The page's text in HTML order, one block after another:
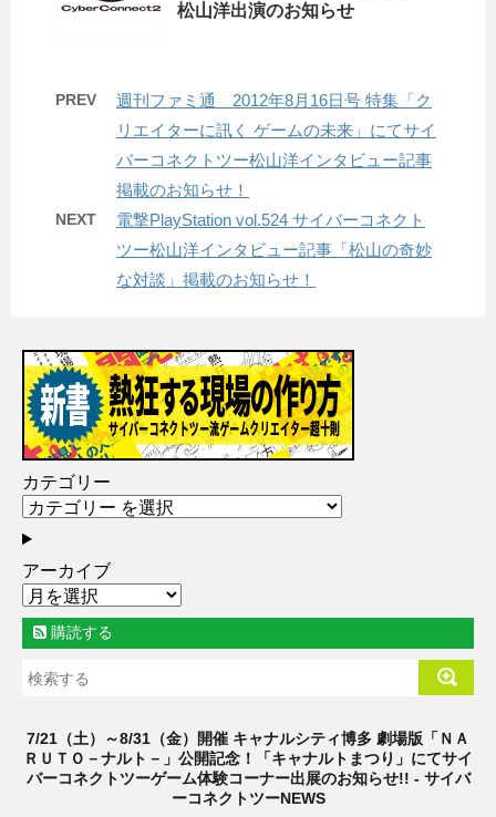
松山洋出演のお知らせ
PREV
週刊ファミ通 2012年8月16日号 特集「ク
リエイターに訊く ゲームの未来」にてサイ
バーコネクトツー松山洋インタビュー記事
掲載のお知らせ！
NEXT
電撃PlayStation vol.524 サイバーコネクト
ツー松山洋インタビュー記事「松山の奇妙
な対談」掲載のお知らせ！
カテゴリー
アーカイブ
購読する
7/21（土）～8/31（金）開催 キャナルシティ博多 劇場版「ＮＡ
ＲＵＴＯ－ナルト－」公開記念！「キャナルトまつり」にてサイ
バーコネクトツーゲーム体験コーナー出展のお知らせ!! - サイバ
ーコネクトツーNEWS